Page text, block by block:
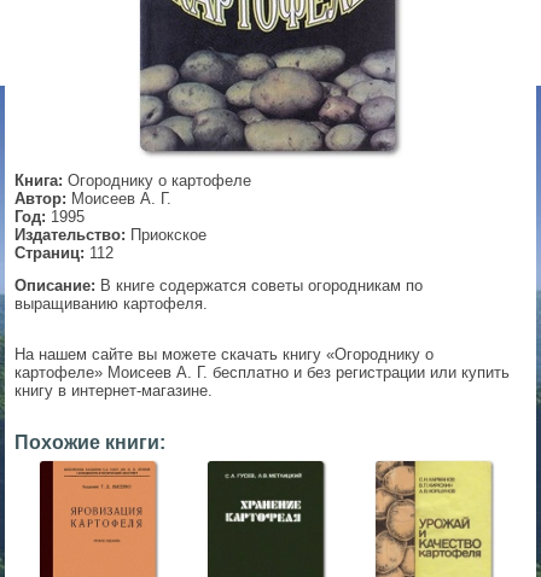
Книга: Огороднику о картофеле
Автор: Моисеев А. Г.
Год: 1995
Издательство: Приокское
Страниц: 112
Описание: В книге содержатся советы огородникам по
выращиванию картофеля.
На нашем сайте вы можете скачать книгу «Огороднику о
картофеле» Моисеев А. Г. бесплатно и без регистрации или купить
книгу в интернет-магазине.
Похожие книги:
▼